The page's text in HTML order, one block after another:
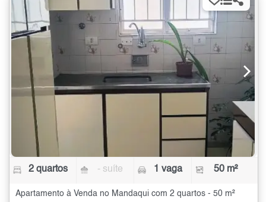
2 quartos - suíte 1 vaga 50 m²
Apartamento à Venda no Mandaqui com 2 quartos - 50 m²